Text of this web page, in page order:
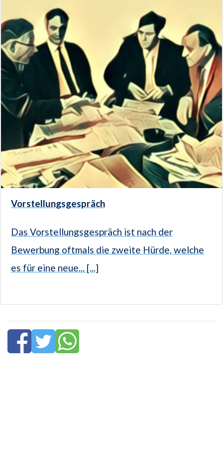
Vorstellungsgespräch
Das Vorstellungsgespräch ist nach der
Bewerbung oftmals die zweite Hürde, welche
es für eine neue... [...]